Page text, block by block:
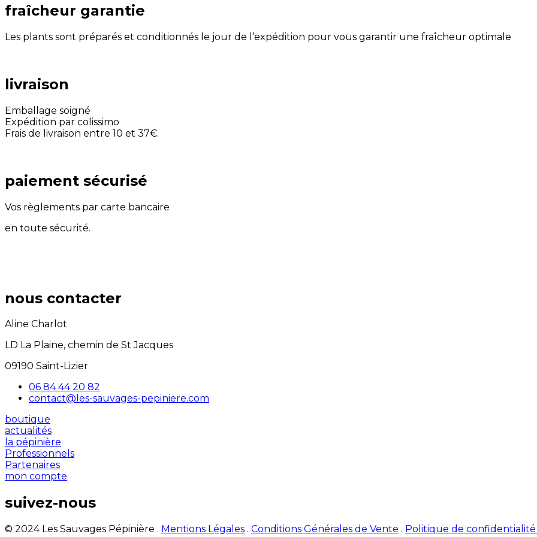
fraîcheur garantie
Les plants sont préparés et conditionnés le jour de l’expédition pour vous garantir une fraîcheur optimale
livraison
Emballage soigné
Expédition par colissimo
Frais de livraison entre 10 et 37€.
paiement sécurisé
Vos règlements par carte bancaire
en toute sécurité.
nous contacter
Aline Charlot
LD La Plaine, chemin de St Jacques
09190 Saint-Lizier
06 84 44 20 82
contact@les-sauvages-pepiniere.com
boutique
actualités
la pépinière
Professionnels
Partenaires
mon compte
suivez-nous
© 2024 Les Sauvages Pépinière . Mentions Légales . Conditions Générales de Vente . Politique de confidentialité